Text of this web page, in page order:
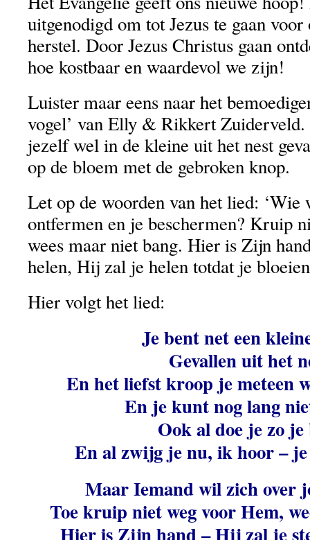
uitgenodigd om tot Jezus te gaan
herstel. Door Jezus Christus gaan
hoe kostbaar en waardevol we zijn!
Luister maar eens naar het
vogel’ van Elly & Rikkert
jezelf wel in de kleine uit het nest
op de bloem met de gebroken knop.
Let op de woorden van het lied:
ontfermen en je beschermen? Kruip
wees maar niet bang. Hier is Zijn
helen, Hij zal je helen totdat je
Hier volgt het lied:
Je bent net een
Gevallen uit het
En het liefst kroop je meteen
En je kunt nog lang
Ook al doe je zo je
En al zwijg je nu, ik hoor –
Maar Iemand wil zich over
Toe kruip niet weg voor Hem,
Hier is Zijn hand – Hij zal je